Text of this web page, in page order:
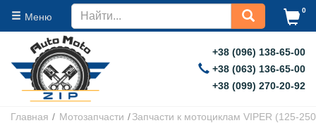
Меню
0
+38 (096) 138-65-00
+38 (063) 136-65-00
+38 (099) 270-20-92
Главная Мотозапчасти Запчасти к мотоциклам VIPER (125-